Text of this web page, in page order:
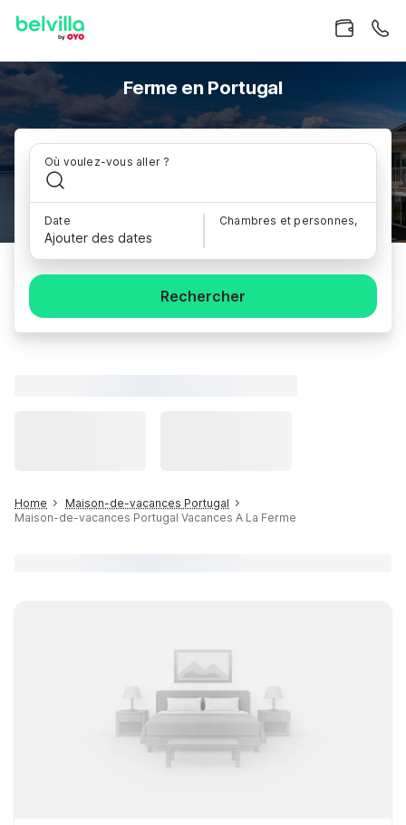
Ferme en Portugal
Où voulez-vous aller ?
Date
Ajouter des dates
Chambres et personnes,
Rechercher
Home
Maison-de-vacances Portugal
Maison-de-vacances Portugal Vacances A La Ferme